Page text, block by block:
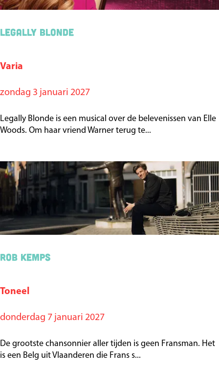
Legally Blonde
L
g
a
l
B
l
n
d
Varia
zondag 3 januari 2027
Legally Blonde is een musical over de belevenissen van Elle
Woods. Om haar vriend Warner terug te...
Rob Kemps
R
b
K
e
Toneel
donderdag 7 januari 2027
De grootste chansonnier aller tijden is geen Fransman. Het
is een Belg uit Vlaanderen die Frans s...